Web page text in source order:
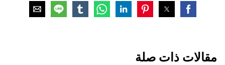
مقالات ذات صلة